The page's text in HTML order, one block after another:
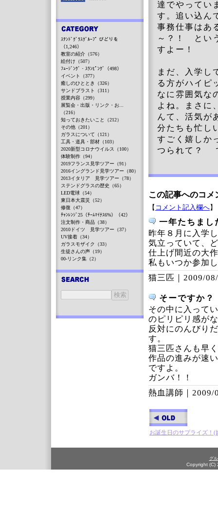
達でやってい
す。追い込ん
事務仕事はあ
～？！ とい
すよー！
まだ、入学し
る方がハイピ
なに雰囲気な
よね。まさに
んて、活気が
分たちも忙し
すごく嬉しか
つられて？
この記事へのコメ
【 コメント記入欄へ】
一年たちまし
昨年８月に入学
気立っていて、
仕上げ間近の大
私もいつか参加
猫三匹｜ 2009/
そーですか？
その中に入って
のピリピリ感が
反対にのんびり
す。
猫三匹さんも早
作品の進みが速
ですよ。
ガンバ！！
熱血講師｜ 2009/
お誕生日のサプライズ！(
ｽﾃﾝﾄﾞｸﾞﾗｽｸﾞﾙｰﾌﾟ びどりを
（1,246）
教室の紹介（576）
絵付け（507）
ﾌｭｰｼﾞﾝｸﾞ・ｽﾗﾝﾋﾟﾝｸﾞ（498）
イベント（377）
癒しのひととき（326）
サンドブラスト（311）
授業内容（299）
展覧会・出版・リンク・お...
（216）
知っておきたいこと（212）
その他（201）
ガラスについて（121）
工具・道具・部材（103）
2020新型コロナウイルス（100）
体験制作（94）
2019フランス見学ツアー（91）
2016イングランド見学ツアー（80）
2013イタリア 見学ツアー（78）
ステンドグラスの歴史（65）
LED電球（54）
東日本大震災（52）
修復（47）
ﾁｬﾝﾚﾝｼﾞ25（ﾁｰﾑﾏｲﾅｽ6%）（42）
注文制作・商品（38）
2010ドイツ 見学ツアー（37）
UV接着（34）
ガラスモザイク（33）
生徒さんの声（19）
00-リンク集（2）
グ
Copyright (C)